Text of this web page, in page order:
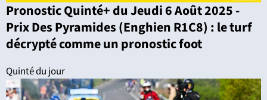
Pronostic Quinté+ du Jeudi 6 Août 2025 -
Prix Des Pyramides (Enghien R1C8) : le turf
décrypté comme un pronostic foot
Quinté du jour